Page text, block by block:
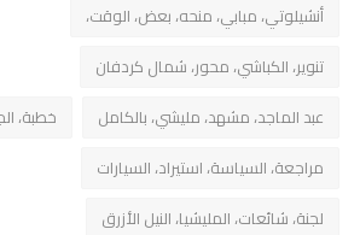
أنشيلوتي، مبابي، منحه، بعض، الوقت،
تنوير، الكباشي، محور، شمال كردفان
عبد الماجد، مشهد، مليشي، بالكامل
خطبة،
مراجعة، السياسة، استيراد، السيارات
لجنة، شائعات، المليشيا، النيل الأزرق